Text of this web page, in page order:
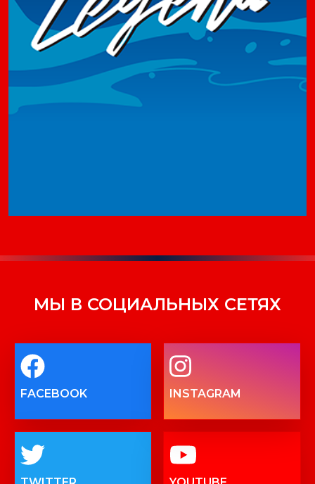
МЫ В СОЦИАЛЬНЫХ СЕТЯХ
FACEBOOK INSTAGRAM